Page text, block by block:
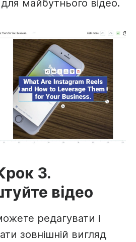
майбутнього відео.
3.
відео
редагувати і
зовнішній вигляд